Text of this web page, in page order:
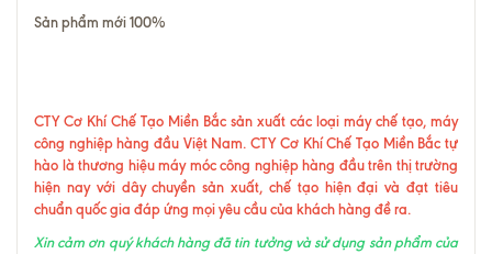
Sản phẩm mới 100%
CTY Cơ Khí Chế Tạo Miền Bắc sản xuất các loại máy chế tạo, máy
công nghiệp hàng đầu Việt Nam. CTY Cơ Khí Chế Tạo Miền Bắc tự
hào là thương hiệu máy móc công nghiệp hàng đầu trên thị trường
hiện nay với dây chuyền sản xuất, chế tạo hiện đại và đạt tiêu
chuẩn quốc gia đáp ứng mọi yêu cầu của khách hàng đề ra.
Xin cảm ơn quý khách hàng đã tin tưởng và sử dụng sản phẩm của